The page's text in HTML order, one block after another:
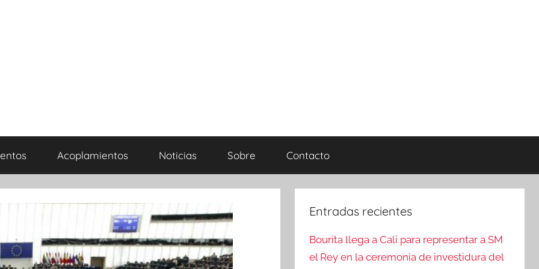
Acoplamientos Noticias Sobre Contacto
Entradas recientes
Bourita llega a Cali para representar a SM
el Rey en la ceremonia de investidura del